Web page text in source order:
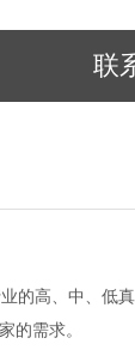
联
的高、中、低
的需求。